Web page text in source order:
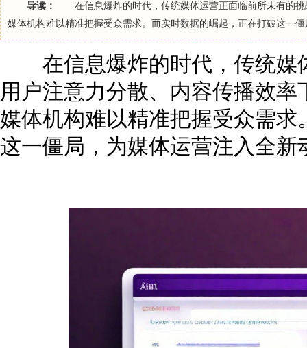
导读：
在信息爆炸的时代，传统媒体运营正面临前所未有的挑
媒体机构难以精准把握受众需求。而实时数据的崛起，正在打破这一
在信息爆炸的时代，传统媒
用户注意力分散、内容传播效
媒体机构难以精准把握受众需
这一僵局，为媒体运营注入全新